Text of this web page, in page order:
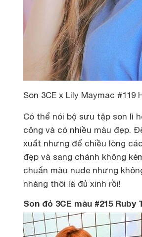
Son 3CE x Lily Maymac #119
Có thể nói bộ sưu tập son lì
công và có nhiều màu đẹp.
xuất nhưng để chiều lòng
đẹp và sang chảnh không
chuẩn màu nude nhưng
nhàng thôi là đủ xinh rồi!
Son đỏ 3CE màu #215 Ruby